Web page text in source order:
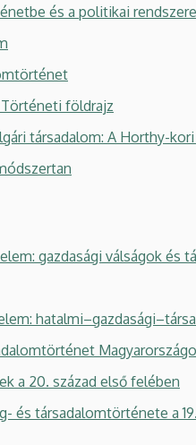
és a politikai
Történeti földrajz
társadalom: A Horthy-
gazdasági válságok és
a 20. század első felében
és társadalomtörténete a